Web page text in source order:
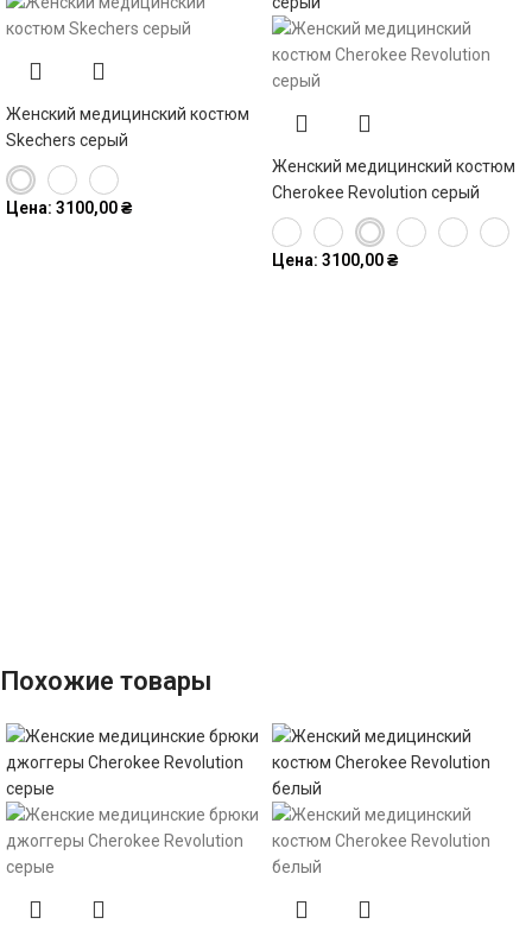
Женский медицинский костюм
Skechers серый
Цена: 3100,00₴
Женский медицинский костюм
Cherokee Revolution серый
Цена: 3100,00₴
Похожие товары